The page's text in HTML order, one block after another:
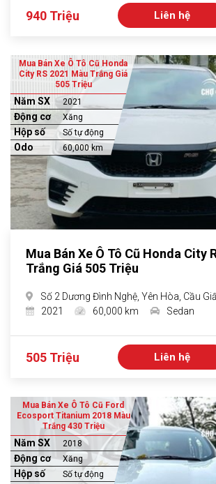
940 Triệu Liên hệ
Mua Bán Xe Ô Tô Cũ Honda
City RS 2021 Màu Trắng Giá
505 Triệu
Năm SX 2021
Động cơ Xăng
Hộp số Số tự động
Odo 60,000 km
Mua Bán Xe Ô Tô Cũ Honda City
Trắng Giá 505 Triệu
Số 2 Dương Đình Nghệ, Yên Hòa, Cầu
2021
60,000 km Sedan
505 Triệu Liên hệ
Mua Bán Xe Ô Tô Cũ Ford
Ecosport Titanium 2018 Màu
Trắng 430 Triệu
Năm SX 2018
Động cơ Xăng
Hộp số Số tự động